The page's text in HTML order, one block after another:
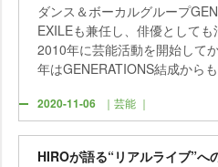
ダンス＆ボーカルグループ
EXILEも兼任し、俳優としても
2010年に芸能活動を開始して
年はGENERATIONS結成から
2020-11-06 ｜芸能 ｜
HIROが語る“リアルライブ”